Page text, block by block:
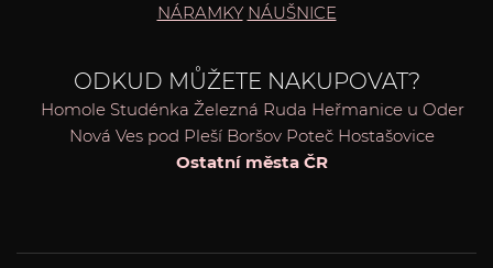
NÁRAMKY NÁUŠNICE
ODKUD MŮŽETE NAKUPOVAT?
Homole Studénka Železná Ruda Heřmanice u Oder
Nová Ves pod Pleší Boršov Poteč Hostašovice
Ostatní města ČR